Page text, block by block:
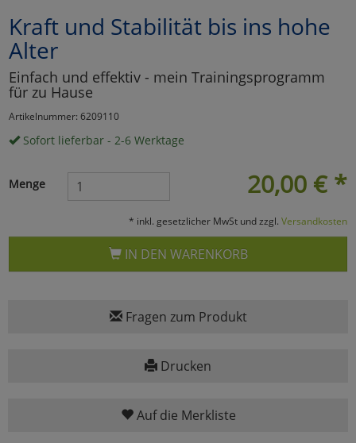
Kraft und Stabilität bis ins hohe
Alter
Einfach und effektiv - mein Trainingsprogramm
für zu Hause
Artikelnummer: 6209110
Sofort lieferbar - 2-6 Werktage
20,00 € *
Menge
* inkl. gesetzlicher MwSt und zzgl. Versandkosten
IN DEN WARENKORB
Fragen zum Produkt
Drucken
Auf die Merkliste
Marketing
Umfragetools
Cookies
Alle Akzeptieren
Einstellungen speichern
zurück